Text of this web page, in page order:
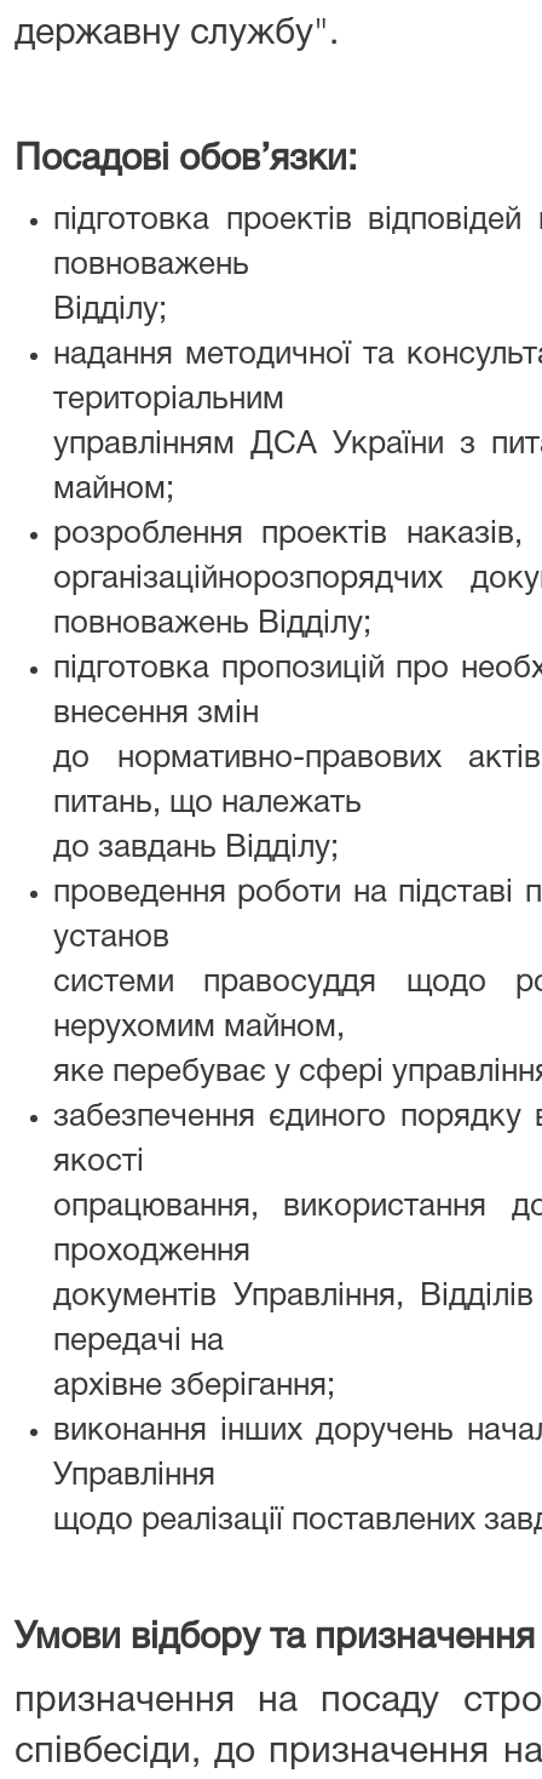
державну службу".
Посадові обов’язки:
підготовка проектів
повноважень
Відділу;
надання методичної та
територіальним
управлінням ДСА України з
майном;
розроблення проектів
організаційнорозпорядчих
повноважень Відділу;
підготовка пропозицій про
внесення змін
до нормативно-правових
питань, що належать
до завдань Відділу;
проведення роботи на підставі
установ
системи правосуддя щодо
нерухомим майном,
яке перебуває у сфері
забезпечення єдиного порядку
якості
опрацювання, використання
проходження
документів Управління,
передачі на
архівне зберігання;
виконання інших доручень
Управління
щодо реалізації поставлених
Умови відбору та
призначення на посаду
співбесіди, до призначення